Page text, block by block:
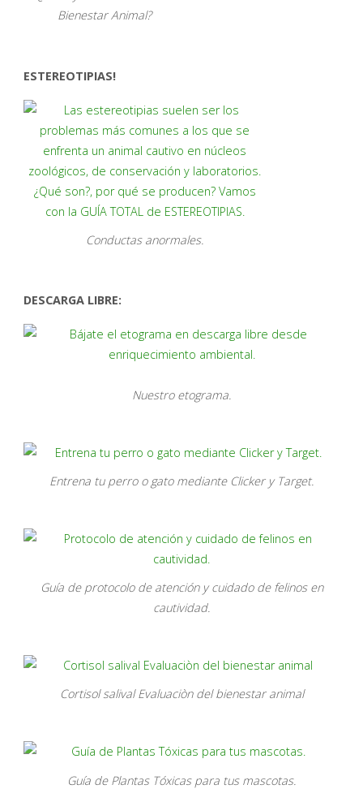
Bienestar Animal?
ESTEREOTIPIAS!
Conductas anormales.
DESCARGA LIBRE:
Nuestro etograma.
Entrena tu perro o gato mediante Clicker y Target.
Guía de protocolo de atención y cuidado de felinos en
cautividad.
Cortisol salival Evaluaciòn del bienestar animal
Guía de Plantas Tóxicas para tus mascotas.